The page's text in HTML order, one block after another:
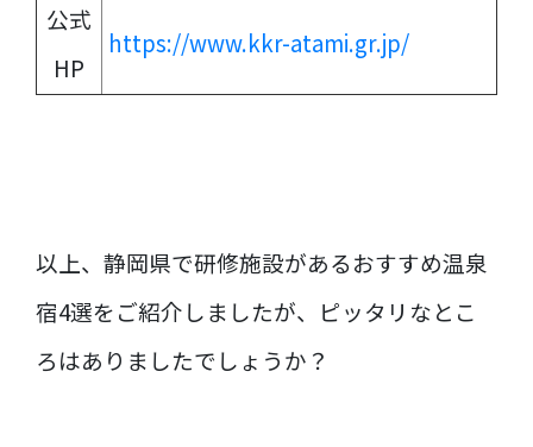
公式
HP
https://www.kkr-atami.gr.jp/
以上、静岡県で研修施設があるおすすめ温泉
宿4選をご紹介しましたが、ピッタリなとこ
ろはありましたでしょうか？